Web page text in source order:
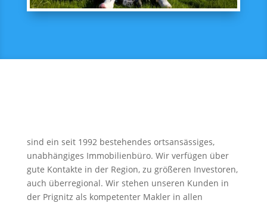
sind ein seit 1992 bestehendes ortsansässiges,
unabhängiges Immobilienbüro. Wir verfügen über
gute Kontakte in der Region, zu größeren Investoren,
auch überregional. Wir stehen unseren Kunden in
der Prignitz als kompetenter Makler in allen